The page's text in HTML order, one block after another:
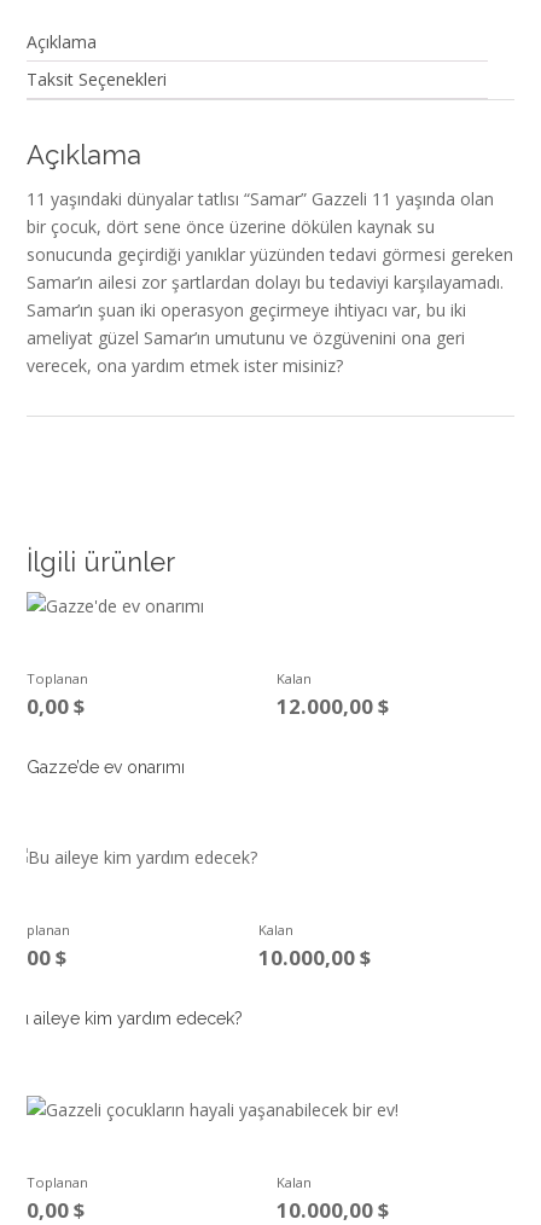
Açıklama
Taksit Seçenekleri
Açıklama
11 yaşındaki dünyalar tatlısı “Samar” Gazzeli 11 yaşında olan
bir çocuk, dört sene önce üzerine dökülen kaynak su
sonucunda geçirdiği yanıklar yüzünden tedavi görmesi gereken
Samar’ın ailesi zor şartlardan dolayı bu tedaviyi karşılayamadı.
Samar’ın şuan iki operasyon geçirmeye ihtiyacı var, bu iki
ameliyat güzel Samar’ın umutunu ve özgüvenini ona geri
verecek, ona yardım etmek ister misiniz?
İlgili ürünler
Toplanan
0,00$
Kalan
12.000,00$
Gazze’de ev onarımı
Toplanan
0,00$
Kalan
10.000,00$
Bu aileye kim yardım edecek?
Toplanan
0,00$
Kalan
10.000,00$